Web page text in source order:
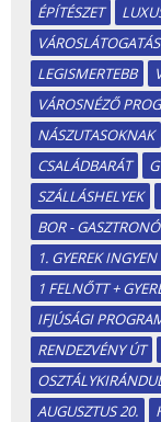
ÉPÍTÉSZET
LEGISMERTEBB
VÁROSNÉZŐ
NÁSZUTASOKNAK
CSALÁDBARÁT
SZÁLLÁSHELYEK
BOR -
1. GYEREK INGYEN
1 FELNŐTT +
IFJÚSÁGI
RENDEZVÉNY ÚT
AUGUSZTUS 20.